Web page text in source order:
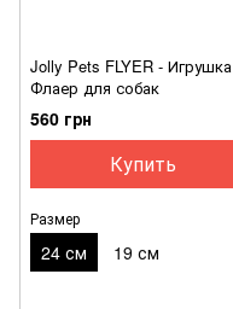
Jolly Pets FLYER - Игрушка
Флаер для собак
560 грн
Купить
Размер
24 см 19 см